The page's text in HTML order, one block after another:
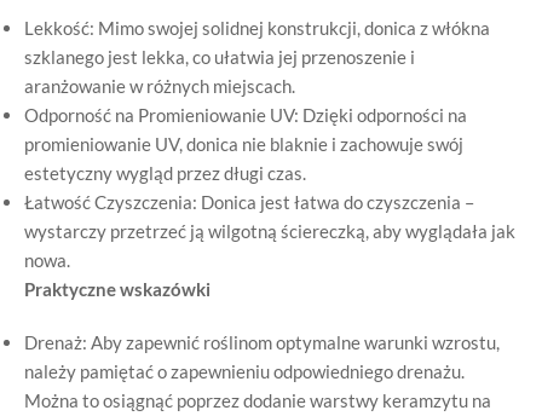
Lekkość: Mimo swojej solidnej konstrukcji, donica z włókna
szklanego jest lekka, co ułatwia jej przenoszenie i
aranżowanie w różnych miejscach.
Odporność na Promieniowanie UV: Dzięki odporności na
promieniowanie UV, donica nie blaknie i zachowuje swój
estetyczny wygląd przez długi czas.
Łatwość Czyszczenia: Donica jest łatwa do czyszczenia –
wystarczy przetrzeć ją wilgotną ściereczką, aby wyglądała jak
nowa.
Praktyczne wskazówki
Drenaż: Aby zapewnić roślinom optymalne warunki wzrostu,
należy pamiętać o zapewnieniu odpowiedniego drenażu.
Można to osiągnąć poprzez dodanie warstwy keramzytu na